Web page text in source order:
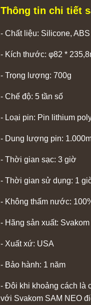
Thông tin chi tiết
- Chất liệu: Silicone,
- Kích thước: φ82 *
- Trọng lượng: 700g
- Chế độ: 5 tần số
- Loại pin: Pin lithium
- Dung lượng pin:
- Thời gian sạc: 3 giờ
- Thời gian sử dụng: 1
- Không thấm nước:
- Hãng sản xuất: Svakom
- Xuất xứ: USA
- Bảo hành: 1 năm
- Đôi khi khoảng cách là
với Svakom SAM NEO